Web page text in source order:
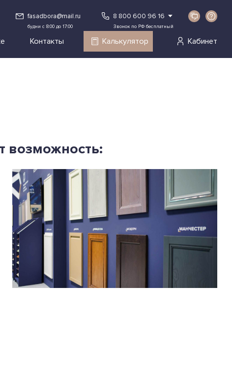
fasadbora@mail.ru
будни с 8:00 до 17:00
8 800 600 96 16
Звонок по РФ бесплатный
Контакты Калькулятор Кабинет
возможность: